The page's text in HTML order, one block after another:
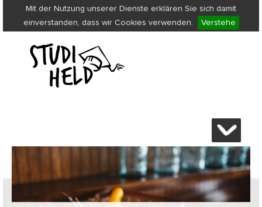
Mit der Nutzung unserer Dienste erklären Sie sich damit
einverstanden, dass wir Cookies verwenden.
Verstehe